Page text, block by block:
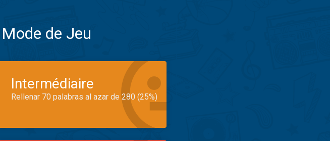
de Jeu
Intermédiaire
Rellenar 70 palabras al azar de 280 (25%)